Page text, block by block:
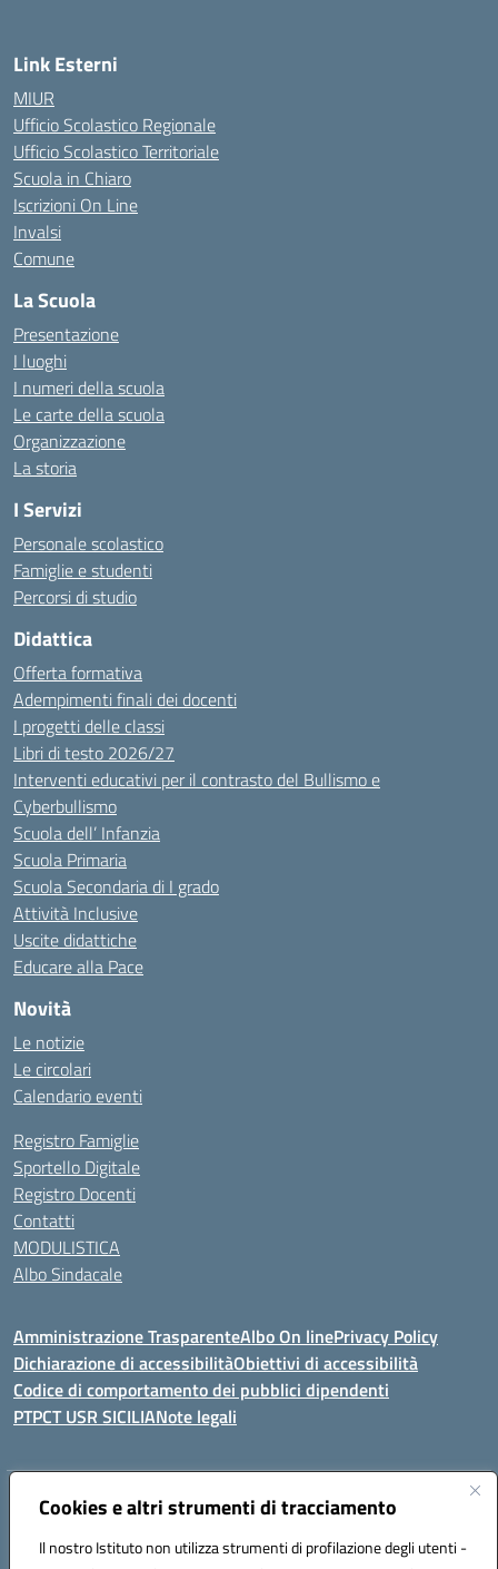
Cookies e altri strumenti di tracciamento
Il nostro Istituto non utilizza strumenti di profilazione degli utenti -
Link Esterni
MIUR
Ufficio Scolastico Regionale
Ufficio Scolastico Territoriale
Scuola in Chiaro
Iscrizioni On Line
Invalsi
Comune
La Scuola
Presentazione
I luoghi
I numeri della scuola
Le carte della scuola
Organizzazione
La storia
I Servizi
Personale scolastico
Famiglie e studenti
Percorsi di studio
Didattica
Offerta formativa
Adempimenti finali dei docenti
I progetti delle classi
Libri di testo 2026/27
Interventi educativi per il contrasto del Bullismo e
Cyberbullismo
Scuola dell’ Infanzia
Scuola Primaria
Scuola Secondaria di I grado
Attività Inclusive
Uscite didattiche
Educare alla Pace
Novità
Le notizie
Le circolari
Calendario eventi
Registro Famiglie
Sportello Digitale
Registro Docenti
Contatti
MODULISTICA
Albo Sindacale
Amministrazione TrasparenteAlbo On linePrivacy Policy
Dichiarazione di accessibilitàObiettivi di accessibilità
Codice di comportamento dei pubblici dipendenti
PTPCT USR SICILIANote legali
Indirizzo:Via Enrico Fermi, 4 - Cefalù
Posta elettronica certificata (PEC):PAIC8AJ008@pec.istruzione.it